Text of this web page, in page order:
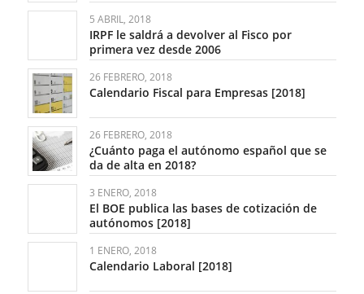
5 ABRIL, 2018
IRPF le saldrá a devolver al Fisco por
primera vez desde 2006
26 FEBRERO, 2018
Calendario Fiscal para Empresas [2018]
26 FEBRERO, 2018
¿Cuánto paga el autónomo español que se
da de alta en 2018?
3 ENERO, 2018
El BOE publica las bases de cotización de
autónomos [2018]
1 ENERO, 2018
Calendario Laboral [2018]